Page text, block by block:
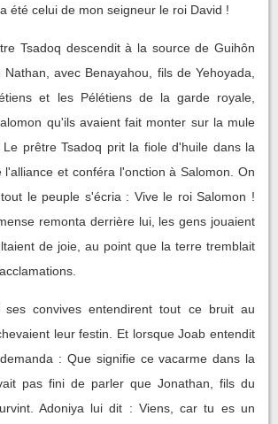
été celui de mon seigneur le roi David !
Tsadoq descendit à la source de Guihôn
avec Benayahou, fils de Yehoyada,
et les Pélétiens de la garde royale,
qu'ils avaient fait monter sur la mule
Le prêtre Tsadoq prit la fiole d'huile dans la
l'alliance et conféra l'onction à Salomon. On
le peuple s'écria : Vive le roi Salomon !
remonta derrière lui, les gens jouaient
de joie, au point que la terre tremblait
ses convives entendirent tout ce bruit au
leur festin. Et lorsque Joab entendit
: Que signifie ce vacarme dans la
pas fini de parler que Jonathan, fils du
Adoniya lui dit : Viens, car tu es un